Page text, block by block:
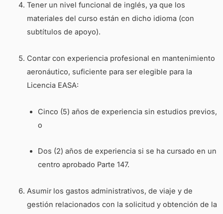
Tener un nivel funcional de inglés, ya que los
materiales del curso están en dicho idioma (con
subtítulos de apoyo).
Contar con experiencia profesional en mantenimiento
aeronáutico, suficiente para ser elegible para la
Licencia EASA:
Cinco (5) años de experiencia sin estudios previos,
o
Dos (2) años de experiencia si se ha cursado en un
centro aprobado Parte 147.
Asumir los gastos administrativos, de viaje y de
gestión relacionados con la solicitud y obtención de la